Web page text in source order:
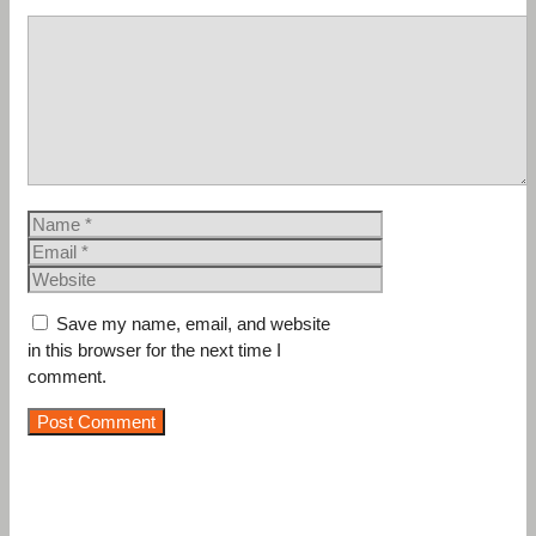
Name
Email
Website
Save my name, email, and website
in this browser for the next time I
comment.